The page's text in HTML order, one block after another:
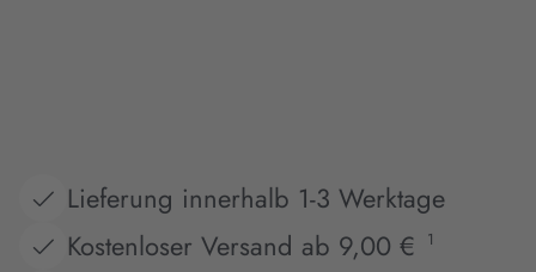
Lieferung innerhalb 1-3 Werktage
Kostenloser Versand ab 9,00 €
1